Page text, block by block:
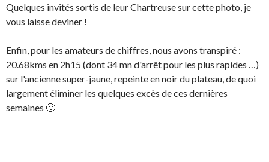
Quelques invités sortis de leur Chartreuse sur cette photo, je
vous laisse deviner !
Enfin, pour les amateurs de chiffres, nous avons transpiré :
20.68kms en 2h15 (dont 34 mn d'arrêt pour les plus rapides …)
sur l'ancienne super-jaune, repeinte en noir du plateau, de quoi
largementéliminer les quelques excès de ces dernières
semaines 🙂